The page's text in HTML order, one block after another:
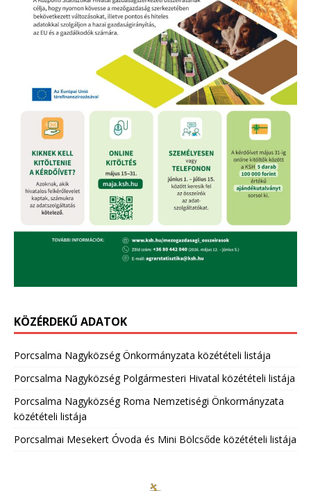
KÖZÉRDEKŰ ADATOK
Porcsalma Nagyközség Önkormányzata közétételi listája
Porcsalma Nagyközség Polgármesteri Hivatal közétételi listája
Porcsalma Nagyközség Roma Nemzetiségi Önkormányzata
közétételi listája
Porcsalmai Mesekert Óvoda és Mini Bölcsőde közétételi listája